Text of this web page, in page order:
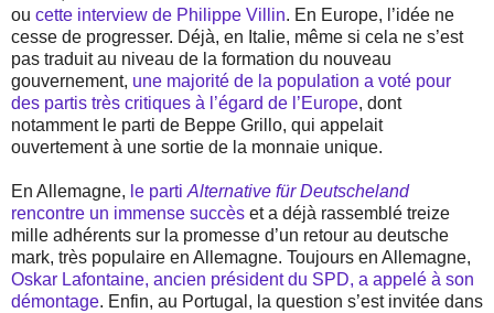
ou cette interview de Philippe Villin. En Europe, l’idée ne
cesse de progresser. Déjà, en Italie, même si cela ne s’est
pas traduit au niveau de la formation du nouveau
gouvernement, une majorité de la population a voté pour
des partis très critiques à l’égard de l’Europe, dont
notamment le parti de Beppe Grillo, qui appelait
ouvertement à une sortie de la monnaie unique.
En Allemagne, le parti Alternative für Deutscheland
rencontre un immense succès et a déjà rassemblé treize
mille adhérents sur la promesse d’un retour au deutsche
mark, très populaire en Allemagne. Toujours en Allemagne,
Oskar Lafontaine, ancien président du SPD, a appelé à son
démontage. Enfin, au Portugal, la question s’est invitée dans